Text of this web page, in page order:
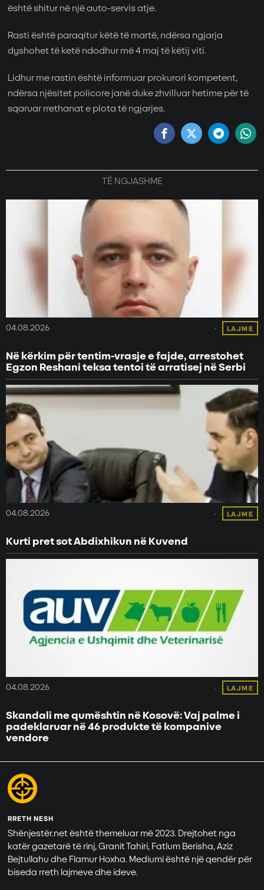
është shitur në një auto-servis atje.
Rasti është paraqitur këtë të martë, ndërsa ngjarja
dyshohet të ketë ndodhur më 4 maj të këtij viti.
Lidhur me rastin është informuar prokurori kompetent,
ndërsa njësitet policore janë duke zhvilluar hetime për të
sqaruar rrethanat e plota të ngjarjes.
TË NGJASHME
04.08.2026 LAJME
Në kërkim për tentim-vrasje e fajde, arrestohet
Egzon Reshani teksa tentoi të arratisej në Serbi
04.08.2026 LAJME
Kurti pret sot Abdixhikun në Kuvend
04.08.2026 LAJME
Skandali me qumështin në Kosovë: Vaj palme i
padeklaruar në 46 produkte të kompanive
vendore
RRETH NESH
Shënjestër.net është themeluar më 2023. Drejtohet nga
katër gazetarë të rinj, Granit Tahiri, Fatlum Berisha, Aziz
Bejtullahu dhe Flamur Hoxha. Mediumi është një qendër për
biseda rreth lajmeve dhe ideve.